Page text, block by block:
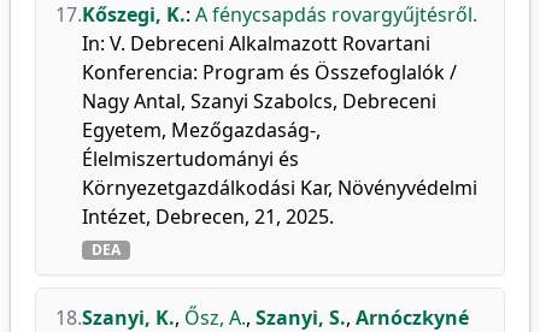
17.Kőszegi, K.: A fénycsapdás rovargyűjtésről.
In: V. Debreceni Alkalmazott Rovartani
Konferencia: Program és Összefoglalók /
Nagy Antal, Szanyi Szabolcs, Debreceni
Egyetem, Mezőgazdaság-,
Élelmiszertudományi és
Környezetgazdálkodási Kar, Növényvédelmi
Intézet, Debrecen, 21, 2025.
DEA
18.Szanyi, K., Ősz, A., Szanyi, S., Arnóczkyné